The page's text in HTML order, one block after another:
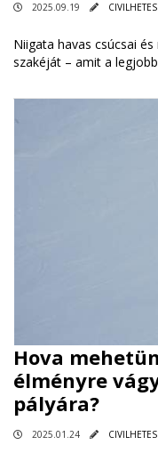
2025.09.19 CIVILHETES
Niigata havas csúcsai
szakéját – amit a
Hova
élményre
pályára?
2025.01.24 CIVILHETES